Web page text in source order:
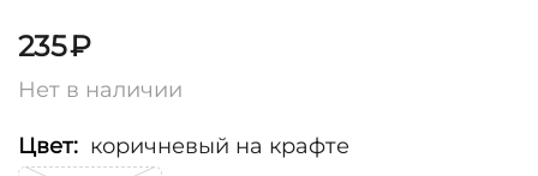
235₽
Нет в наличии
Цвет: коричневый на крафте